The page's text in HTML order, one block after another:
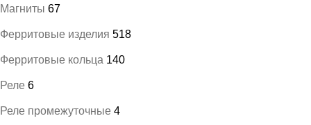
Магниты 67
Ферритовые изделия 518
Ферритовые кольца 140
Реле 6
Реле промежуточные 4